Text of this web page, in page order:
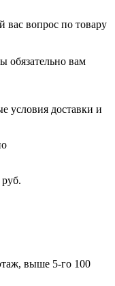
вопрос по товару
обязательно вам
условия доставки и
выше 5-го 100